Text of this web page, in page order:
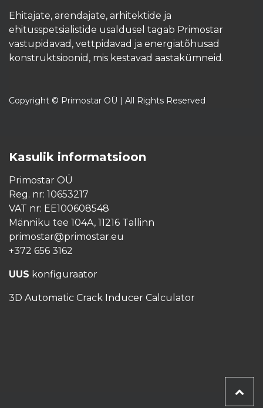
Ehitajate, arendajate, arhitektide ja
ehitusspetsialistide usaldusel tagab Primostar
vastupidavad, vettpidavad ja energiatõhusad
konstruktsioonid, mis kestavad aastakümneid.​
Copyright © Primostar OÜ | All Rights Reserved
Kasulik informatsioon
Primostar OÜ
Reg. nr: 10653217
VAT nr: EE100608548
Männiku tee 104A, 11216 Tallinn
primostar@primostar.eu
+372 656 3162
UUS konfiguraator
3D Automatic Crack Inducer Calculator